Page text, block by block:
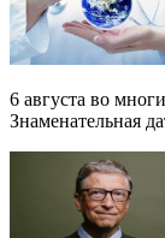
6 августа во
Знаменательная